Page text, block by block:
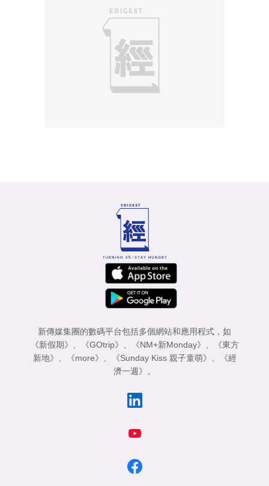
新傳媒集團的數碼平台包括多個網站和應用程式，如
《新假期》
《GOtrip》 《NM+新Monday》
《東方
新地》
《more》 《Sunday Kiss 親子童萌》
《經
濟一週》
。